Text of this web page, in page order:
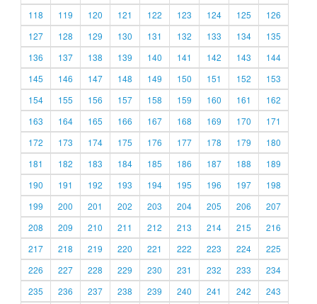
118
119 120 121 122 123 124 125
126
127
128 129 130 131 132 133 134
135
136
137 138 139 140 141 142 143
144
145
146 147 148 149 150 151 152
153
154
155 156 157 158 159 160 161
162
163
164 165 166 167 168 169 170
171
172
173 174 175 176 177 178 179
180
181
182 183 184 185 186 187 188
189
190
191 192 193 194 195 196 197
198
199
200 201 202 203 204 205 206
207
208
209 210 211 212 213 214 215
216
217
218 219 220 221 222 223 224
225
226
227 228 229 230 231 232 233
234
235
236 237 238 239 240 241 242 243